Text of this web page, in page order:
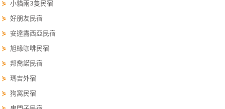
據
合
提
案
飯
⋟小貓兩3隻民宿
⋟好朋友民宿
⋟ 安達露西亞民宿
⋟旭緣咖啡民宿
⋟邦喬諾民宿
⋟瑪吉外宿
⋟狗窩民宿